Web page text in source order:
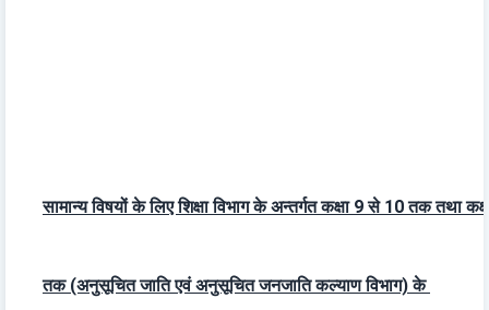
सामान्य विषयों के लिए शिक्षा विभाग के अन्तर्गत कक्षा 9 से 10 तक तथा
तक (अनुसूचित जाति एवं अनुसूचित जनजाति कल्याण विभाग) के